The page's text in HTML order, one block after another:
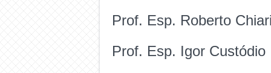
Prof. Esp. Roberto
Prof. Esp. Igor Custódio